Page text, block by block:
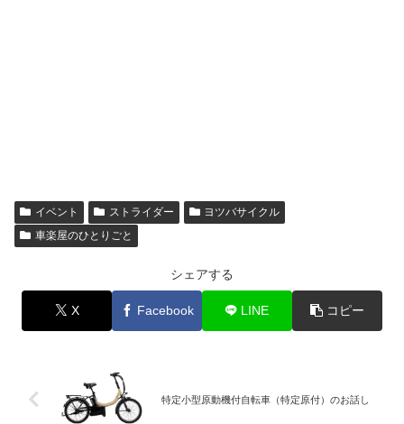
イベント ストライダー
ヨツバサイクル
車楽屋のひとりごと
シェアする
X Facebook LINE コピー
特定小型原動機付自転車（特定原付）のお話し